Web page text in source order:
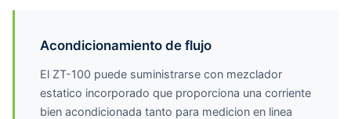
Acondicionamiento de flujo
El ZT-100 puede suministrarse con mezclador
estatico incorporado que proporciona una corriente
bien acondicionada tanto para medicion en linea